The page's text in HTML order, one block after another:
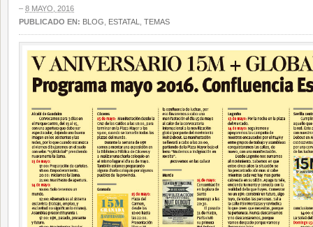
– 8 MAYO, 2016
PUBLICADO EN: BLOG ESTATAL TEMAS